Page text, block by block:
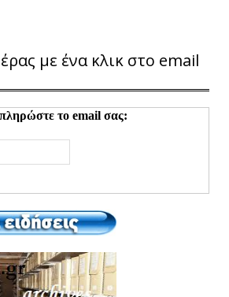
με ένα κλικ στο email
το email σας: